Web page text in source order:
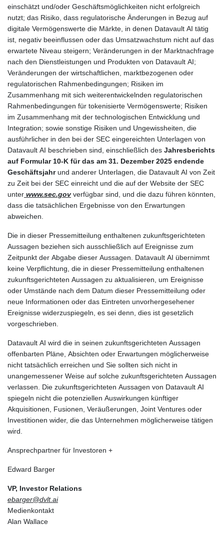
einschätzt und/oder Geschäftsmöglichkeiten nicht erfolgreich
nutzt; das Risiko, dass regulatorische Änderungen in Bezug auf
digitale Vermögenswerte die Märkte, in denen Datavault AI tätig
ist, negativ beeinflussen oder das Umsatzwachstum nicht auf das
erwartete Niveau steigern; Veränderungen in der Marktnachfrage
nach den Dienstleistungen und Produkten von Datavault AI;
Veränderungen der wirtschaftlichen, marktbezogenen oder
regulatorischen Rahmenbedingungen; Risiken im
Zusammenhang mit sich weiterentwickelnden regulatorischen
Rahmenbedingungen für tokenisierte Vermögenswerte; Risiken
im Zusammenhang mit der technologischen Entwicklung und
Integration; sowie sonstige Risiken und Ungewissheiten, die
ausführlicher in den bei der SEC eingereichten Unterlagen von
Datavault AI beschrieben sind, einschließlich des Jahresberichts
auf Formular 10-K für das am 31. Dezember 2025 endende
Geschäftsjahr und anderer Unterlagen, die Datavault AI von Zeit
zu Zeit bei der SEC einreicht und die auf der Website der SEC
unter www.sec.govverfügbar sind, und die dazu führen könnten,
dass die tatsächlichen Ergebnisse von den Erwartungen
abweichen.
Die in dieser Pressemitteilung enthaltenen zukunftsgerichteten
Aussagen beziehen sich ausschließlich auf Ereignisse zum
Zeitpunkt der Abgabe dieser Aussagen. Datavault AI übernimmt
keine Verpflichtung, die in dieser Pressemitteilung enthaltenen
zukunftsgerichteten Aussagen zu aktualisieren, um Ereignisse
oder Umstände nach dem Datum dieser Pressemitteilung oder
neue Informationen oder das Eintreten unvorhergesehener
Ereignisse widerzuspiegeln, es sei denn, dies ist gesetzlich
vorgeschrieben.
Datavault AI wird die in seinen zukunftsgerichteten Aussagen
offenbarten Pläne, Absichten oder Erwartungen möglicherweise
nicht tatsächlich erreichen und Sie sollten sich nicht in
unangemessener Weise auf solche zukunftsgerichteten Aussagen
verlassen. Die zukunftsgerichteten Aussagen von Datavault AI
spiegeln nicht die potenziellen Auswirkungen künftiger
Akquisitionen, Fusionen, Veräußerungen, Joint Ventures oder
Investitionen wider, die das Unternehmen möglicherweise tätigen
wird.
Ansprechpartner für Investoren +
Edward Barger
VP, Investor Relations
ebarger@dvlt.ai
Medienkontakt
Alan Wallace